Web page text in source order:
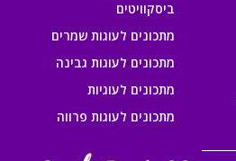
ביסקוויטים
מתכונים לעוגות שמרים
מתכונים לעוגות גבינה
מתכונים לעוגיות
מתכונים לעוגות פרווה